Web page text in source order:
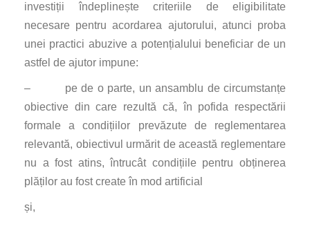
investiții îndeplinește criteriile de eligibilitate
necesare pentru acordarea ajutorului, atunci proba
unei practici abuzive a potențialului beneficiar de un
astfel de ajutor impune:
– pe de o parte, un ansamblu de circumstanțe
obiective din care rezultă că, în pofida respectării
formale a condițiilor prevăzute de reglementarea
relevantă, obiectivul urmărit de această reglementare
nu a fost atins, întrucât condițiile pentru obținerea
plăților au fost create în mod artificial
și,